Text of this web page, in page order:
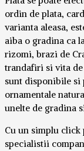
ordin de plata,
varianta aleasa,
aiba o gradina ca
rizomi, brazi de
trandafiri si vita
sunt disponibile si
ornamentale
unelte de gradina
Cu un simplu
specialistii